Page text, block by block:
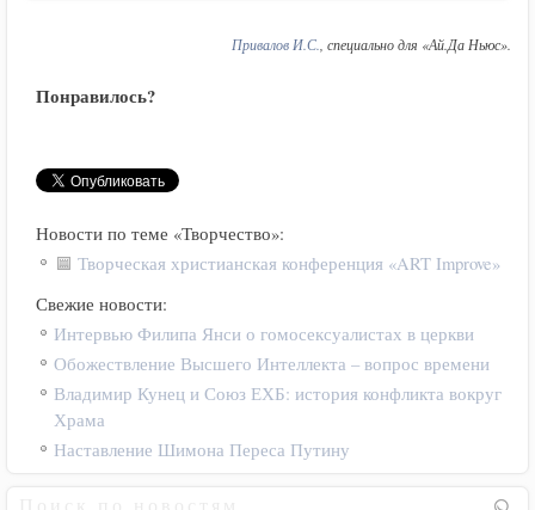
Привалов И.С., специально для «Ай.Да Ньюс».
Понравилось?
Новости по теме «Творчество»:
Творческая христианская конференция «ART Improve»
Свежие новости:
Интервью Филипа Янси о гомосексуалистах в церкви
Обожествление Высшего Интеллекта – вопрос времени
Владимир Кунец и Союз ЕХБ: история конфликта вокруг
Храма
Наставление Шимона Переса Путину